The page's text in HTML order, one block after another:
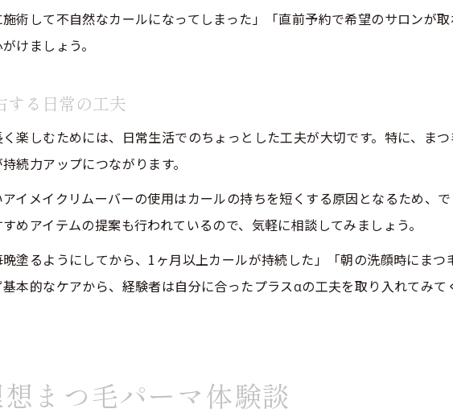
術して不自然なカールになってしまった」「直前予約で希望のサロンが
けましょう。
する日常の工夫
楽しむためには、日常生活でのちょっとした工夫が大切です。特に、ま
続力アップにつながります。
イメイクリムーバーの使用はカールの持ちを短くする原因となるため、
めアイテムの提案も行われているので、気軽に相談してみましょう。
塗るようにしてから、1ヶ月以上カールが持続した」「朝の洗顔時にま
本的なケアから、経験者は自分に合ったプラスαの工夫を取り入れてみて
まつ毛パーマ体験談